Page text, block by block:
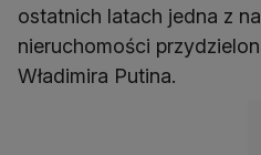
ostatnich latach jedna z
nieruchomości
Władimira Putina.